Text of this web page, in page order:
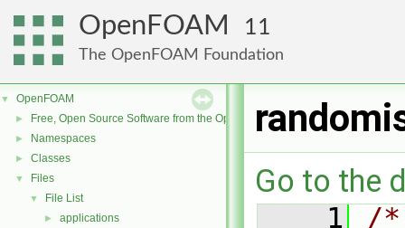
OpenFOAM 11
The OpenFOAM Foundation
▼ OpenFOAM
► Free, Open Source Software from the OpenFOAM Foundation
► Namespaces
► Classes
▼ Files
▼ File List
► applications
Go to the
    1
/